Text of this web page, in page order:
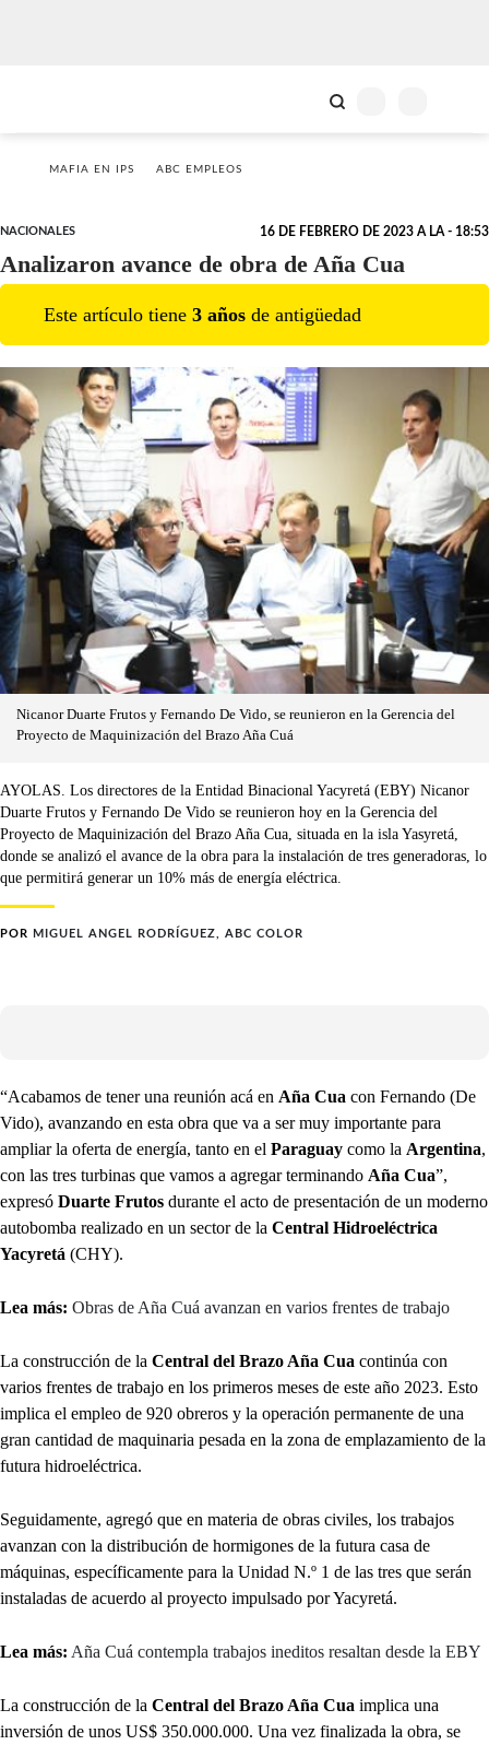
MAFIA EN IPS ABC EMPLEOS
NACIONALES 16 DE FEBRERO DE 2023 A LA - 18:53
Analizaron avance de obra de Aña Cua
Este artículo tiene 3 años de antigüedad
Nicanor Duarte Frutos y Fernando De Vido, se reunieron en la Gerencia del
Proyecto de Maquinización del Brazo Aña Cuá
AYOLAS. Los directores de la Entidad Binacional Yacyretá (EBY) Nicanor
Duarte Frutos y Fernando De Vido se reunieron hoy en la Gerencia del
Proyecto de Maquinización del Brazo Aña Cua, situada en la isla Yasyretá,
donde se analizó el avance de la obra para la instalación de tres generadoras, lo
que permitirá generar un 10% más de energía eléctrica.
POR MIGUEL ANGEL RODRÍGUEZ, ABC COLOR
“Acabamos de tener una reunión acá en Aña Cua con Fernando (De
Vido), avanzando en esta obra que va a ser muy importante para
ampliar la oferta de energía, tanto en el Paraguay como la Argentina,
con las tres turbinas que vamos a agregar terminando Aña Cua”,
expresó Duarte Frutos durante el acto de presentación de un moderno
autobomba realizado en un sector de la Central Hidroeléctrica
Yacyretá (CHY).
Lea más: Obras de Aña Cuá avanzan en varios frentes de trabajo
La construcción de la Central del Brazo Aña Cua continúa con
varios frentes de trabajo en los primeros meses de este año 2023. Esto
implica el empleo de 920 obreros y la operación permanente de una
gran cantidad de maquinaria pesada en la zona de emplazamiento de la
futura hidroeléctrica.
Seguidamente, agregó que en materia de obras civiles, los trabajos
avanzan con la distribución de hormigones de la futura casa de
máquinas, específicamente para la Unidad N.º 1 de las tres que serán
instaladas de acuerdo al proyecto impulsado por Yacyretá.
Lea más: Aña Cuá contempla trabajos ineditos resaltan desde la EBY
La construcción de la Central del Brazo Aña Cua implica una
inversión de unos US$ 350.000.000. Una vez finalizada la obra, se